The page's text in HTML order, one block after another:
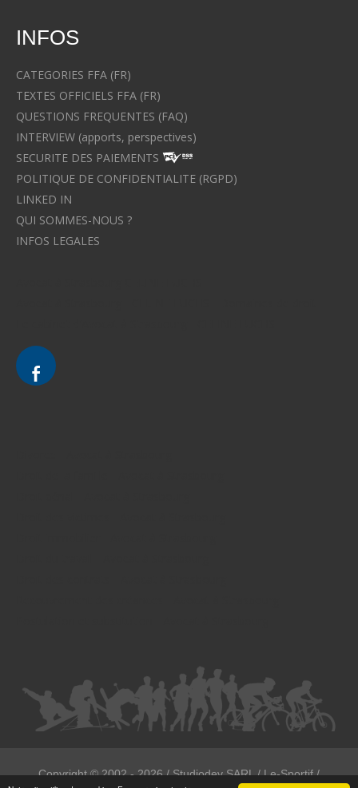
INFOS
CATEGORIES FFA (FR)
TEXTES OFFICIELS FFA (FR)
QUESTIONS FREQUENTES (FAQ)
INTERVIEW (apports, perspectives)
SECURITE DES PAIEMENTS
POLITIQUE DE CONFIDENTIALITE (RGPD)
LINKED IN
QUI SOMMES-NOUS ?
INFOS LEGALES
Copyright ©2002 - 2026/ Studiodev SARL / Le-Sportif /